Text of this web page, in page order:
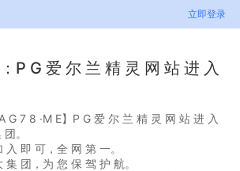
立即登录
P G 爱 尔 兰 精 灵 网 站 进 入
G 7 8 ·M E】P G 爱 尔 兰 精 灵 网 站 进 入
。
即 可，全 网 第 一。
团，为 您 保 驾 护 航。